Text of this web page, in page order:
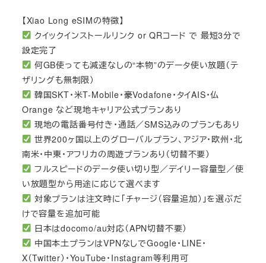
【Xiao Long eSIMの特徴】
クイックインストールリンク or QRコード で 最短3分で
設定完了
何GB使っても減速なしの“本物”のデータ使い放題（テ
ザリングも無制限）
韓国SKT・米T-Mobile・豪Vodafone・タイAIS・仏
Orange など現地キャリア公式プランあり
現地の電話番号付き・通話／SMS込みのプランもあり
世界200ヶ国以上のグローバルプラン、アジア・欧州・北
南米・中東・アフリカの周遊プランあり（切替不要）
フルスピードのデータ使い切り型／デイリー容量型／使
い放題型から用途に応じて選べます
対象プランは注文時に「チャージ（容量追加）」を選ぶだ
けで容量を追加可能
日本はdocomo/au対応（APN切替不要）
中国本土プランはVPNなしでGoogle・LINE・
X（Twitter）・YouTube・Instagram等利用可